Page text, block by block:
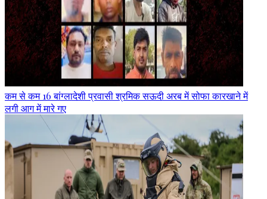
कम से कम 16 बांग्लादेशी प्रवासी श्रमिक सऊदी अरब में सोफा कारखाने में
लगी आग में मारे गए